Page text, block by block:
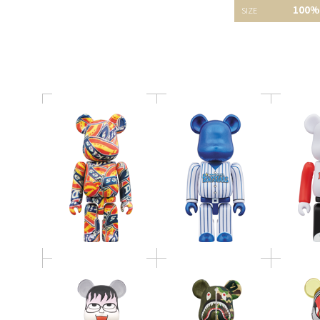
100%
BE@RBRICK 横浜
DeNAベイスターズ
BE@RBRICK 浦見魔太
郎
BE@RBRICK
READYMADE × A
BATHING APE(R) 100%
& 400%
100